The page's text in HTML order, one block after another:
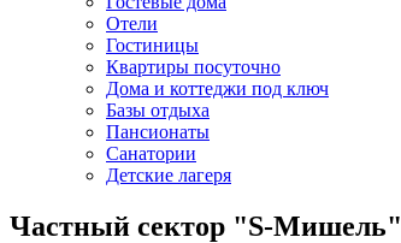
Отели
Гостиницы
Квартиры посуточно
Дома и коттеджи под ключ
Базы отдыха
Пансионаты
Санатории
Детские лагеря
Частный сектор "S-Мишель"